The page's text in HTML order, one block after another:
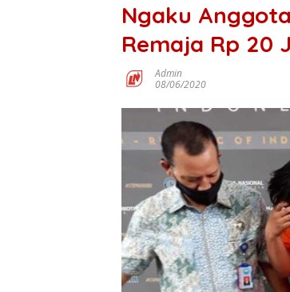
Ngaku
Remaja Rp 20
Admin
08/06/2020